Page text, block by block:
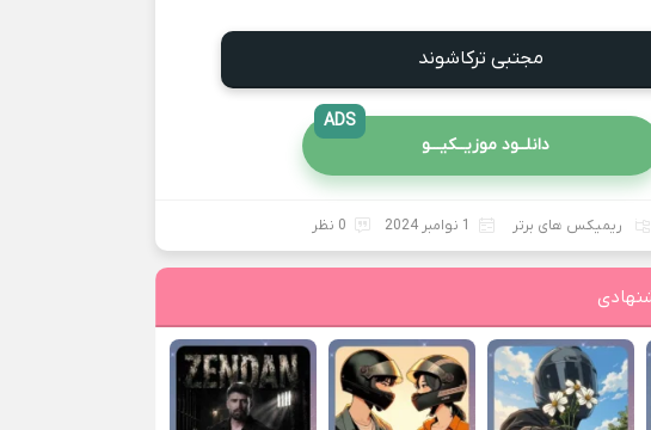
مجتبی ترکاشوند
دانلــود موزیــکیـــو
ADS
ریمیکس های برتر 1 نوامبر 2024 0 نظر